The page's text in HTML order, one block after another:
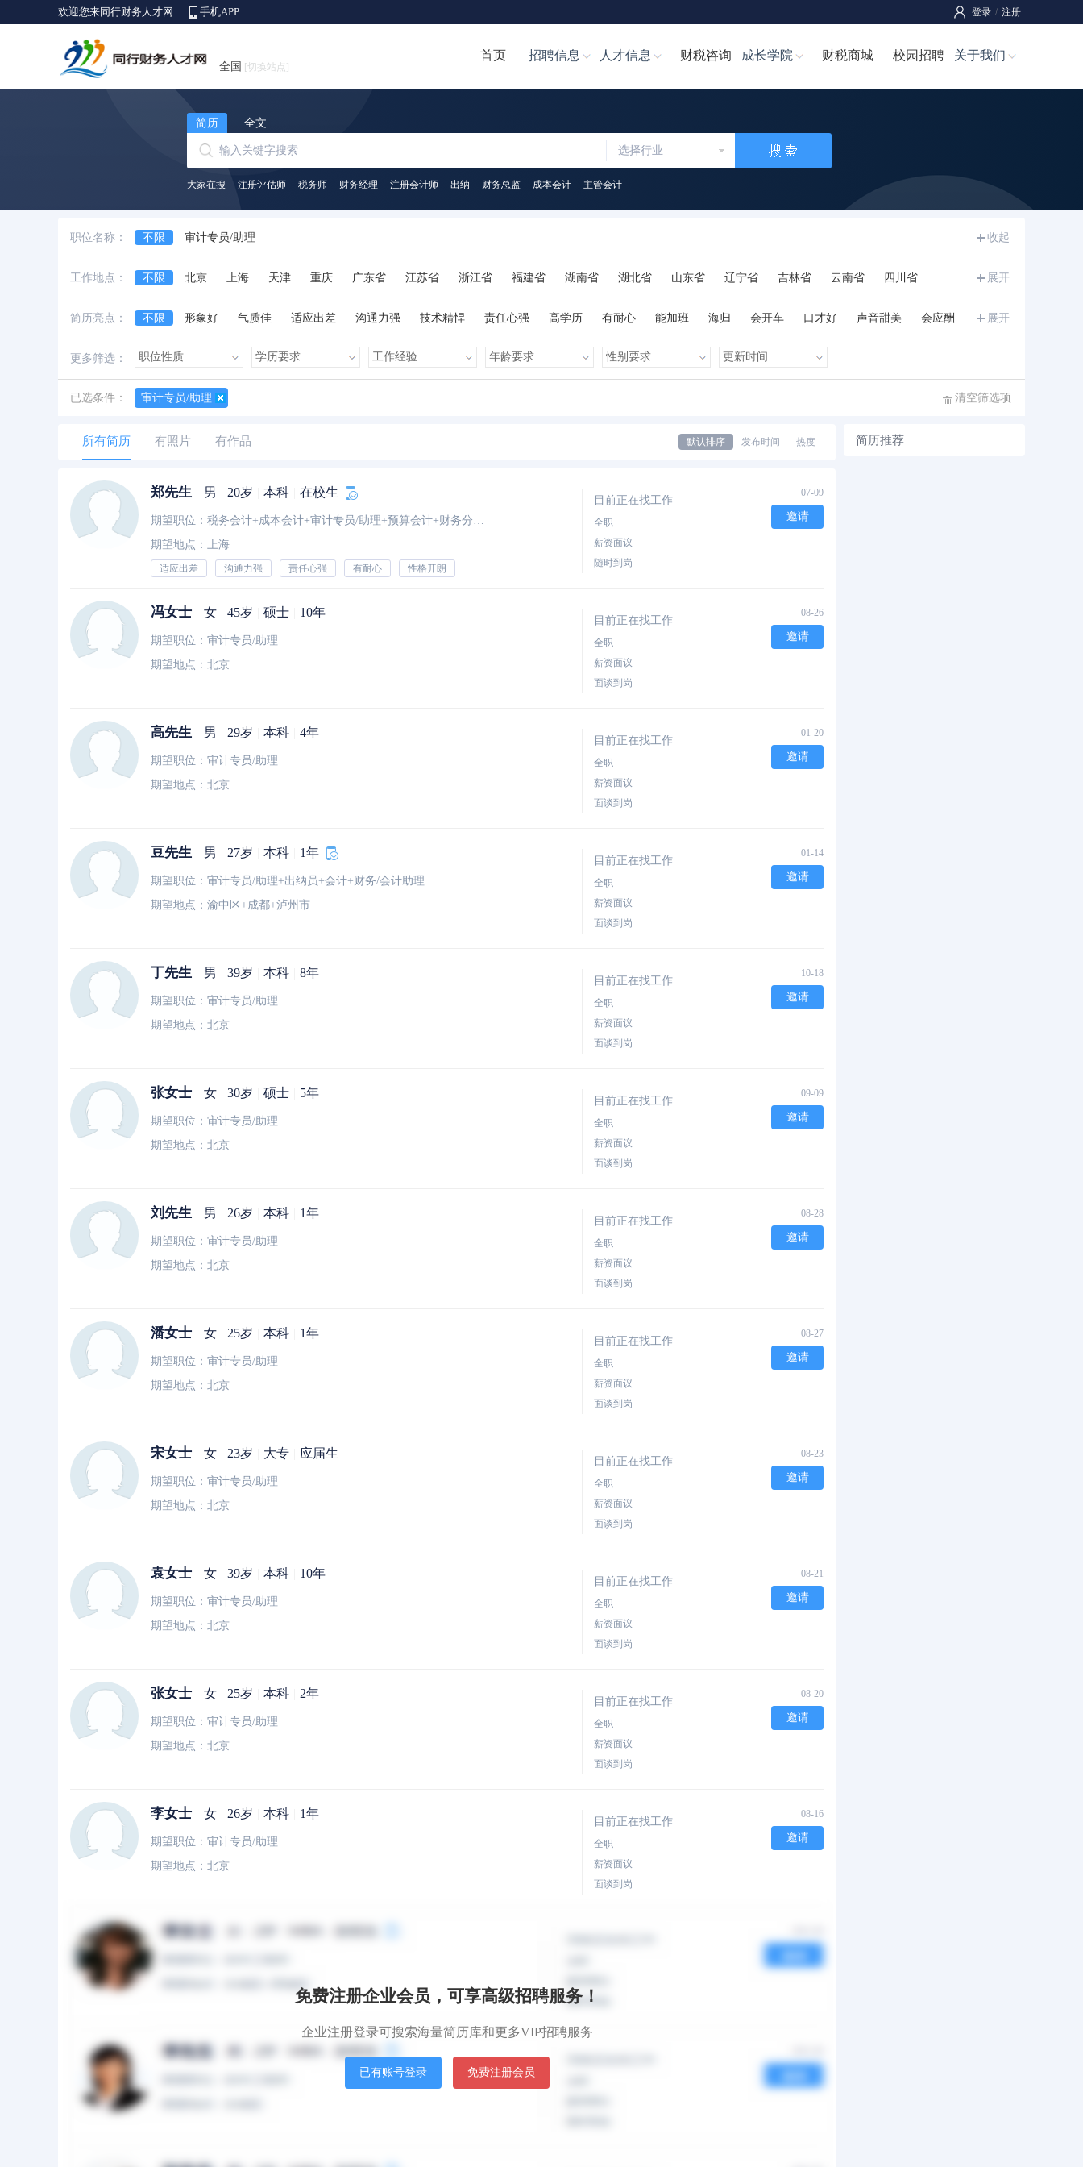
欢迎您来同行财务人才网 手机APP 登录 / 注册
全国 [切换站点]
首页 招聘信息 人才信息 财税咨询 成长学院 财税商城 校园招聘 关于我们
简历 全文
选择行业
大家在搜 注册评估师 税务师 财务经理 注册会计师 出纳 财务总监 成本会计 主管会计
职位名称： 不限 审计专员/助理 收起
工作地点： 不限 北京 上海 天津 重庆 广东省 江苏省 浙江省 福建省 湖南省 湖北省 山东省 辽宁省 吉林省 云南省
四川省
台湾省
香港 澳门 国外
展开
简历亮点： 不限 形象好 气质佳 适应出差 沟通力强 技术精悍 责任心强 高学历 有耐心 能加班 海归 会开车 口才好 声音甜美
会应酬
展开
更多筛选：
已选条件： 审计专员/助理 清空筛选项
所有简历 有照片 有作品 默认排序 发布时间 热度
郑先生 男 20岁 本科 在校生
期望职位：税务会计+成本会计+审计专员/助理+预算会计+财务分析员
期望地点：上海
适应出差 沟通力强 责任心强 有耐心 性格开朗
目前正在找工作
全职
薪资面议
随时到岗
07-09
邀请
冯女士 女 45岁 硕士 10年
期望职位：审计专员/助理
期望地点：北京
目前正在找工作
全职
薪资面议
面谈到岗
08-26
邀请
高先生 男 29岁 本科 4年
期望职位：审计专员/助理
期望地点：北京
目前正在找工作
全职
薪资面议
面谈到岗
01-20
邀请
豆先生 男 27岁 本科 1年
期望职位：审计专员/助理+出纳员+会计+财务/会计助理
期望地点：渝中区+成都+泸州市
目前正在找工作
全职
薪资面议
面谈到岗
01-14
邀请
丁先生 男 39岁 本科 8年
期望职位：审计专员/助理
期望地点：北京
目前正在找工作
全职
薪资面议
面谈到岗
10-18
邀请
张女士 女 30岁 硕士 5年
期望职位：审计专员/助理
期望地点：北京
目前正在找工作
全职
薪资面议
面谈到岗
09-09
邀请
刘先生 男 26岁 本科 1年
期望职位：审计专员/助理
期望地点：北京
目前正在找工作
全职
薪资面议
面谈到岗
08-28
邀请
潘女士 女 25岁 本科 1年
期望职位：审计专员/助理
期望地点：北京
目前正在找工作
全职
薪资面议
面谈到岗
08-27
邀请
宋女士 女 23岁 大专 应届生
期望职位：审计专员/助理
期望地点：北京
目前正在找工作
全职
薪资面议
面谈到岗
08-23
邀请
袁女士 女 39岁 本科 10年
期望职位：审计专员/助理
期望地点：北京
目前正在找工作
全职
薪资面议
面谈到岗
08-21
邀请
张女士 女 25岁 本科 2年
期望职位：审计专员/助理
期望地点：北京
目前正在找工作
全职
薪资面议
面谈到岗
08-20
邀请
李女士 女 26岁 本科 1年
期望职位：审计专员/助理
期望地点：北京
目前正在找工作
全职
薪资面议
面谈到岗
08-16
邀请
李女士
李女士
免费注册企业会员，可享高级招聘服务！
企业注册登录可搜索海量简历库和更多VIP招聘服务
已有账号登录 免费注册会员
简历推荐